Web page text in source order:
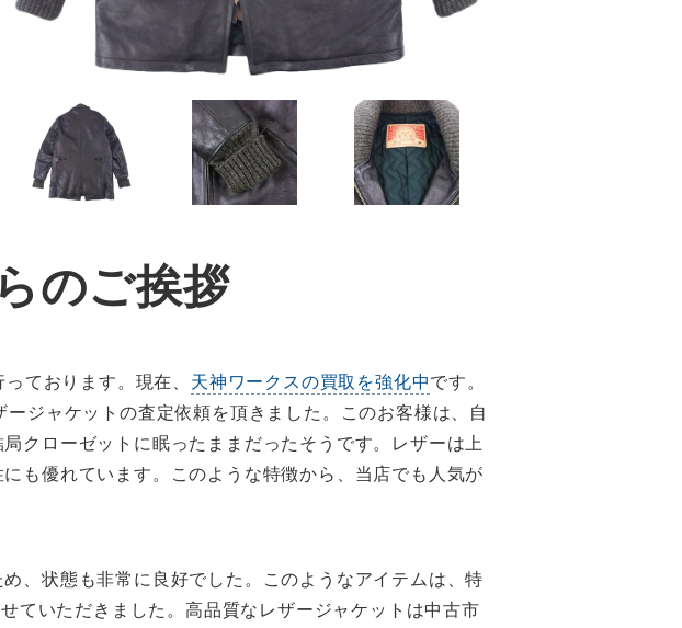
のご挨拶
ております。現在、 天神ワークスの買取を強化中です。
ジャケットの査定依頼を頂きました。このお客様は、自
クローゼットに眠ったままだったそうです。レザーは上
も優れています。このような特徴から、当店でも人気が
、状態も非常に良好でした。このようなアイテムは、特
ていただきました。高品質なレザージャケットは中古市